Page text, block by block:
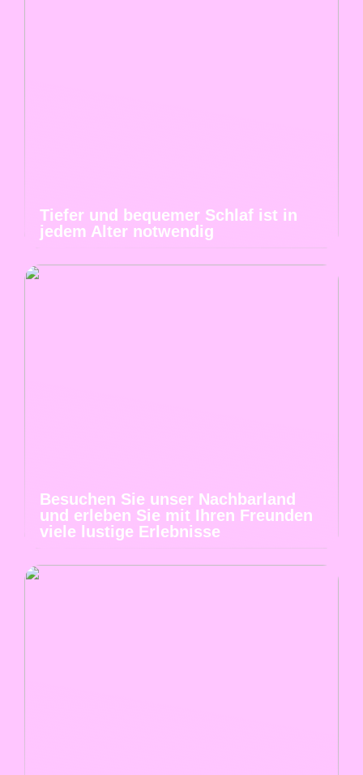
Tiefer und bequemer Schlaf ist in
jedem Alter notwendig
Besuchen Sie unser Nachbarland
und erleben Sie mit Ihren Freunden
viele lustige Erlebnisse